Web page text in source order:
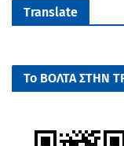
Translate
Το ΒΟΛΤΑ ΣΤΗΝ